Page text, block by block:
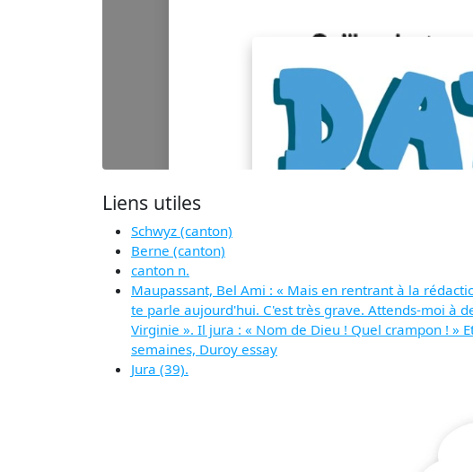
Liens utiles
Schwyz (canton)
Berne (canton)
canton n.
Maupassant, Bel Ami : « Mais en rentrant à la
te parle aujourd'hui. C'est très grave. Attends-moi à
Virginie ». Il jura : « Nom de Dieu ! Quel crampon ! »
semaines, Duroy essay
Jura (39).